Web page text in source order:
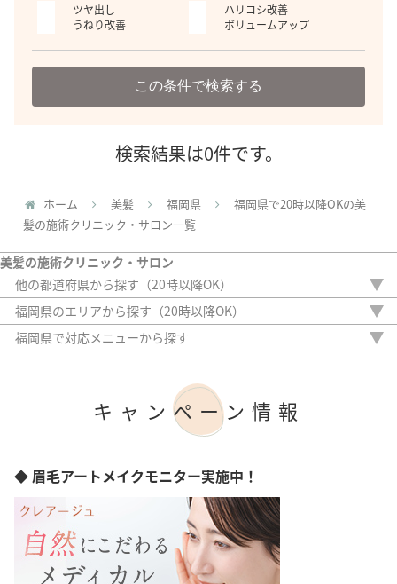
ツヤ出し
ハリコシ改善
うねり改善
ボリュームアップ
この条件で検索する
検索結果は0件です。
ホーム 美髪 福岡県
福岡県で20時以降OKの美
髪の施術クリニック・サロン一覧
美髪の施術クリニック・サロン
他の都道府県から探す（20時以降OK）
北海道
埼玉県
千葉県
奈良県
山口県
愛媛県
熊本県
福岡県のエリアから探す（20時以降OK）
宗像市
福岡市
福岡県で対応メニューから探す
ボリュームアップキャンペーン情報
◆ 眉毛アートメイクモニター実施中！